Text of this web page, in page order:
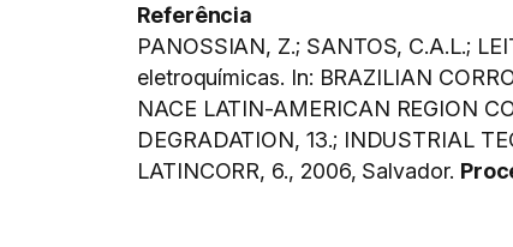
Referência
PANOSSIAN, Z.; SANTOS, C.A.L.;
eletroquímicas. In: BRAZILIAN
NACE LATIN-AMERICAN REGION
DEGRADATION, 13.; INDUSTRIAL
LATINCORR, 6., 2006, Salvador.